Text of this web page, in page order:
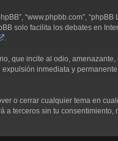
“www.phpbb.com”,
solo facilita los debates en
.
que incite al odio,
inmediata y
o cerrar cualquier tema en
terceros sin tu